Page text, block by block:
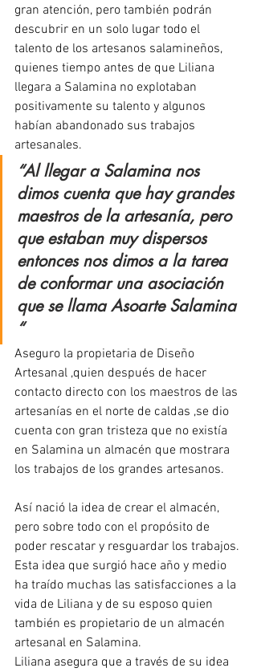
gran atención, pero también podrán
descubrir en un solo lugar todo el
talento de los artesanos salamineños,
quienes tiempo antes de que Liliana
llegara a Salamina no explotaban
positivamente su talento y algunos
habían abandonado sus trabajos
artesanales.
“Al llegar a Salamina nos
dimos cuenta que hay grandes
maestros de la artesanía, pero
que estaban muy dispersos
entonces nos dimos a la tarea
de conformar una asociación
que se llama Asoarte Salamina
“
Aseguro la propietaria de Diseño
Artesanal ,quien después de hacer
contacto directo con los maestros de las
artesanías en el norte de caldas ,se dio
cuenta con gran tristeza que no existía
en Salamina un almacén que mostrara
los trabajos de los grandes artesanos.
Así nació la idea de crear el almacén,
pero sobre todo con el propósito de
poder rescatar y resguardar los trabajos.
Esta idea que surgió hace año y medio
ha traído muchas las satisfacciones a la
vida de Liliana y de su esposo quien
también es propietario de un almacén
artesanal en Salamina.
Liliana asegura que a través de su idea